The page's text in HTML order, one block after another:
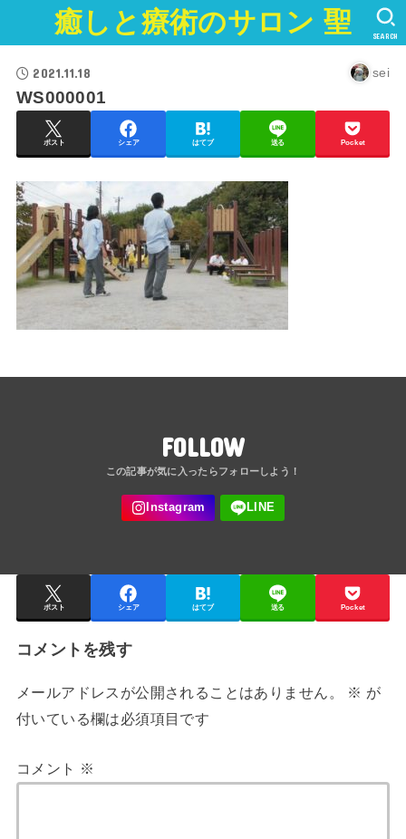
癒しと療術のサロン 聖 SEARCH
2021.11.18 sei
WS000001
ポスト シェア はてブ 送る Pocket
FOLLOW
ポスト シェア はてブ 送る Pocket
コメントを残す
メールアドレスが公開されることはありません。 ※ が
付いている欄は必須項目です
コメント ※